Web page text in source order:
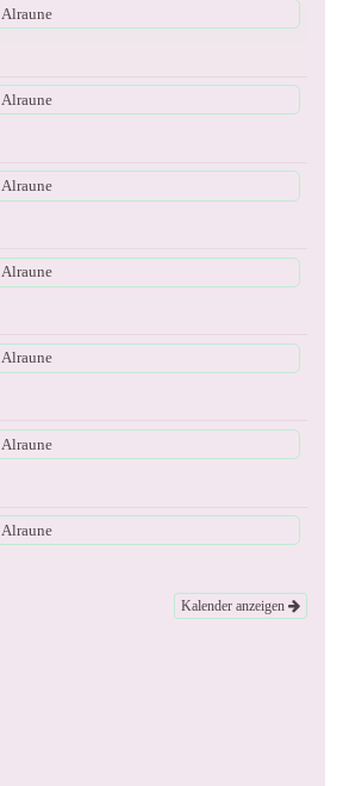
Alraune
Alraune
Alraune
Alraune
Alraune
Alraune
Alraune
Kalender anzeigen